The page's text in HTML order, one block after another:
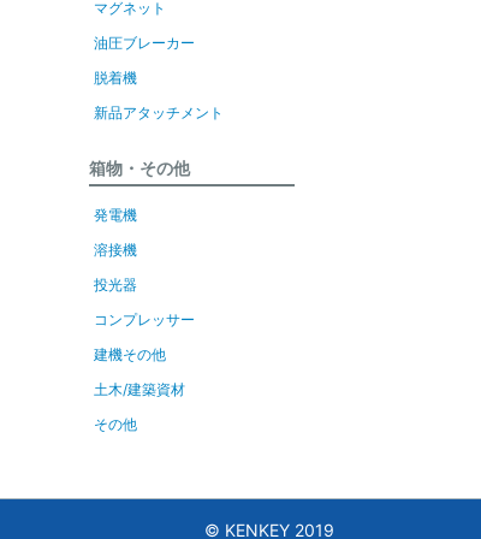
マグネット
油圧ブレーカー
脱着機
新品アタッチメント
箱物・その他
発電機
溶接機
投光器
コンプレッサー
建機その他
土木/建築資材
その他
© KENKEY 2019